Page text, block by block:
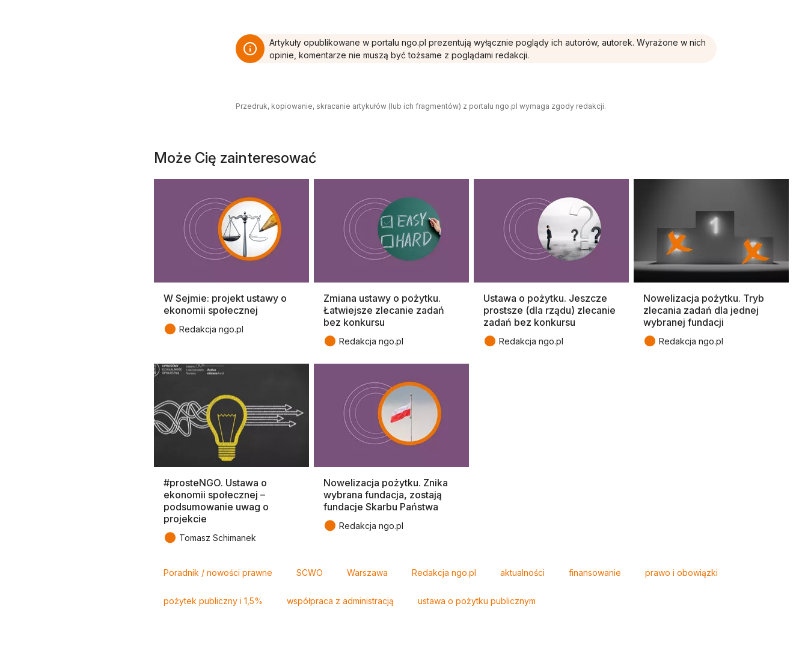
Artykuły opublikowane w portalu ngo.pl prezentują wyłącznie poglądy ich autorów, autorek. Wyrażone w nich
opinie, komentarze nie muszą być tożsame z poglądami redakcji.
Przedruk, kopiowanie, skracanie artykułów (lub ich fragmentów) z portalu ngo.pl wymaga zgody redakcji.
Może Cię zainteresować
W Sejmie: projekt ustawy o
ekonomii społecznej
● Redakcja ngo.pl
Zmiana ustawy o pożytku.
Łatwiejsze zlecanie zadań
bez konkursu
● Redakcja ngo.pl
Ustawa o pożytku. Jeszcze
prostsze (dla rządu) zlecanie
zadań bez konkursu
● Redakcja ngo.pl
Nowelizacja pożytku. Tryb
zlecania zadań dla jednej
wybranej fundacji
● Redakcja ngo.pl
#prosteNGO. Ustawa o
ekonomii społecznej –
podsumowanie uwag o
projekcie
● Tomasz Schimanek
Nowelizacja pożytku. Znika
wybrana fundacja, zostają
fundacje Skarbu Państwa
● Redakcja ngo.pl
Poradnik / nowości prawne SCWO Warszawa Redakcja ngo.pl aktualności finansowanie prawo i obowiązki
pożytek publiczny i 1,5% współpraca z administracją ustawa o pożytku publicznym